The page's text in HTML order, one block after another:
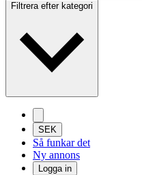
Filtrera efter kategori
SEK
Så funkar det
Ny annons
Logga in